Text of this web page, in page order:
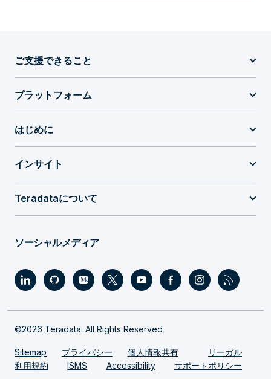
ご支援できること
プラットフォーム
はじめに
インサイト
Teradataについて
ソーシャルメディア
©2026 Teradata. All Rights Reserved
Sitemap プライバシー 個人情報共有
リーガル
利用規約
ISMS Accessibility サポートポリシー